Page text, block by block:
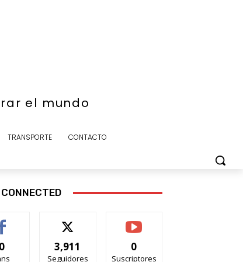
el mundo
TRANSPORTE CONTACTO
0 3,911
Seguidores
0
Suscriptores